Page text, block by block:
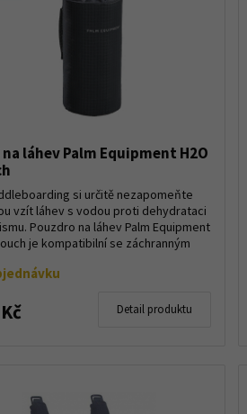
na láhev Palm Equipment H2O
si určitě nezapomeňte
vzít láhev s vodou proti dehydrataci
Pouzdro na láhev Palm Equipment
je kompatibilní se záchranným
Detail produktu